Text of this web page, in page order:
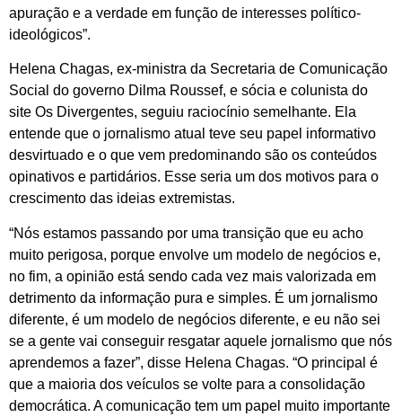
apuração e a verdade em função de interesses político-
ideológicos”.
Helena Chagas, ex-ministra da Secretaria de Comunicação
Social do governo Dilma Roussef, e sócia e colunista do
site Os Divergentes, seguiu raciocínio semelhante. Ela
entende que o jornalismo atual teve seu papel informativo
desvirtuado e o que vem predominando são os conteúdos
opinativos e partidários. Esse seria um dos motivos para o
crescimento das ideias extremistas.
“Nós estamos passando por uma transição que eu acho
muito perigosa, porque envolve um modelo de negócios e,
no fim, a opinião está sendo cada vez mais valorizada em
detrimento da informação pura e simples. É um jornalismo
diferente, é um modelo de negócios diferente, e eu não sei
se a gente vai conseguir resgatar aquele jornalismo que nós
aprendemos a fazer”, disse Helena Chagas. “O principal é
que a maioria dos veículos se volte para a consolidação
democrática. A comunicação tem um papel muito importante